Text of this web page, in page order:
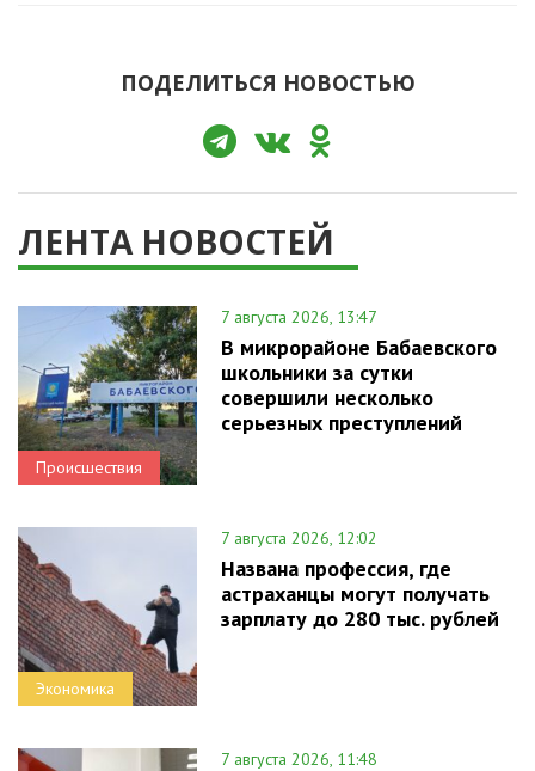
ПОДЕЛИТЬСЯ НОВОСТЬЮ
ЛЕНТА НОВОСТЕЙ
Происшествия
7 августа 2026, 13:47
В микрорайоне Бабаевского
школьники за сутки
совершили несколько
серьезных преступлений
Экономика
7 августа 2026, 12:02
Названа профессия, где
астраханцы могут получать
зарплату до 280 тыс. рублей
7 августа 2026, 11:48